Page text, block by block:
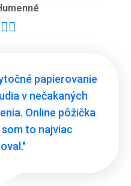

papierovanie
v nečakaných
Online pôžička
to najviac